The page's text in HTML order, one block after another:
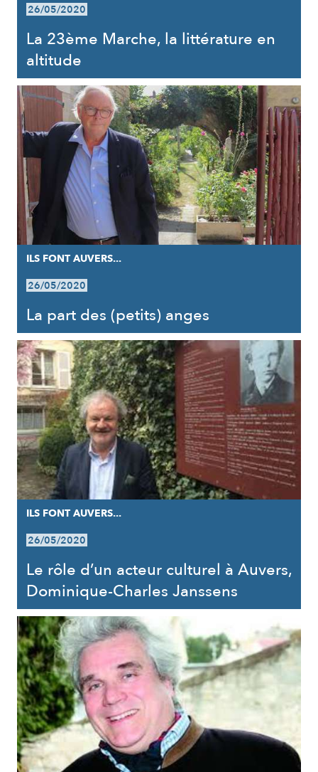
26/05/2020
La 23ème Marche, la littérature en
altitude
ILS FONT AUVERS...
26/05/2020
La part des (petits) anges
ILS FONT AUVERS...
26/05/2020
Le rôle d’un acteur culturel à Auvers,
Dominique-Charles Janssens